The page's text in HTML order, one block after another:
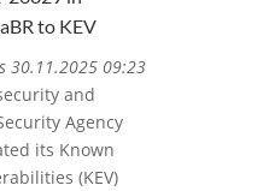
to KEV
30.11.2025 09:23
and
Agency
its Known
(KEV)